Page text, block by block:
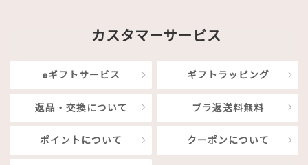
カスタマーサービス
eギフトサービス ギフトラッピング
返品・交換について ブラ返送料無料
ポイントについて クーポンについて